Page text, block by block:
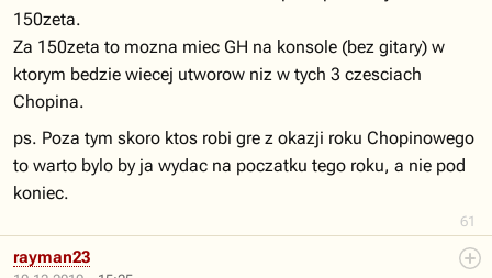
61
150zeta.
Za 150zeta to mozna miec GH na konsole (bez gitary) w
ktorym bedzie wiecej utworow niz w tych 3 czesciach
Chopina.
ps. Poza tym skoro ktos robi gre z okazji roku Chopinowego
to warto bylo by ja wydac na poczatku tego roku, a nie pod
koniec.
rayman23